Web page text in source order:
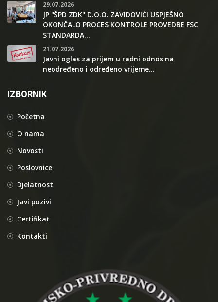
29.07.2026
JP "ŠPD ZDK" D.O.O. ZAVIDOVIĆI USPJEŠNO
OKONČALO PROCES KONTROLE PROVEDBE FSC
STANDARDA...
21.07.2026
Javni oglas za prijem u radni odnos na
neodređeno i određeno vrijeme...
IZBORNIK
Početna
O nama
Novosti
Poslovnice
Djelatnost
Javi pozivi
Certifikat
Kontakti